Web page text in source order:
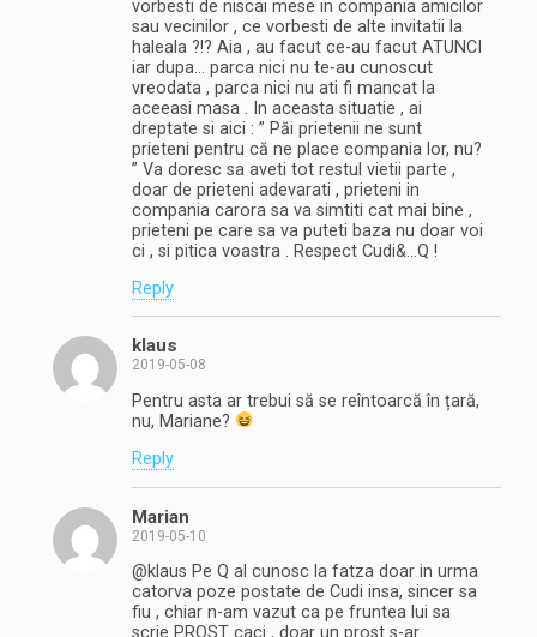
vorbesti de niscai mese in compania amicilor
sau vecinilor , ce vorbesti de alte invitatii la
haleala ?!? Aia , au facut ce-au facut ATUNCI
iar dupa… parca nici nu te-au cunoscut
vreodata , parca nici nu ati fi mancat la
aceeasi masa . In aceasta situatie , ai
dreptate si aici : ” Păi prietenii ne sunt
prieteni pentru că ne place compania lor, nu?
” Va doresc sa aveti tot restul vietii parte ,
doar de prieteni adevarati , prieteni in
compania carora sa va simtiti cat mai bine ,
prieteni pe care sa va puteti baza nu doar voi
ci , si pitica voastra . Respect Cudi&…Q !
Reply
klaus
2019-05-08
Pentru asta ar trebui să se reîntoarcă în țară,
nu, Mariane?
Reply
Marian
2019-05-10
@klaus Pe Q al cunosc la fatza doar in urma
catorva poze postate de Cudi insa, sincer sa
fiu , chiar n-am vazut ca pe fruntea lui sa
scrie PROST caci , doar un prost s-ar